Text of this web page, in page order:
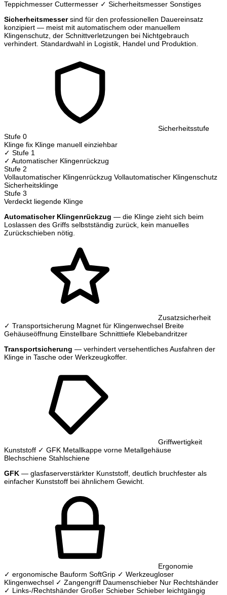
Teppichmesser Cuttermesser ✓ Sicherheitsmesser Sonstiges
Sicherheitsmessersind für den professionellen Dauereinsatz
konzipiert — meist mit automatischem oder manuellem
Klingenschutz, der Schnittverletzungen bei Nichtgebrauch
verhindert. Standardwahl in Logistik, Handel und Produktion.
Sicherheitsstufe
Stufe 0
Klinge fix Klinge manuell einziehbar
✓ Stufe 1
✓ Automatischer Klingenrückzug
Stufe 2
Vollautomatischer Klingenrückzug Vollautomatischer Klingenschutz
Sicherheitsklinge
Stufe 3
Verdeckt liegende Klinge
Automatischer Klingenrückzug — die Klinge zieht sich beim
Loslassen des Griffs selbstständig zurück, kein manuelles
Zurückschieben nötig.
Zusatzsicherheit
✓ Transportsicherung Magnet für Klingenwechsel Breite
Gehäuseöffnung Einstellbare Schnitttiefe Klebebandritzer
Transportsicherung — verhindert versehentliches Ausfahren der
Klinge in Tasche oder Werkzeugkoffer.
Griffwertigkeit
Kunststoff ✓ GFK Metallkappe vorne Metallgehäuse
Blechschiene Stahlschiene
GFK — glasfaserverstärkter Kunststoff, deutlich bruchfester als
einfacher Kunststoff bei ähnlichem Gewicht.
Ergonomie
✓ ergonomische Bauform SoftGrip ✓ Werkzeugloser
Klingenwechsel ✓ Zangengriff Daumenschieber Nur Rechtshänder
✓ Links-/Rechtshänder Großer Schieber Schieber leichtgängig